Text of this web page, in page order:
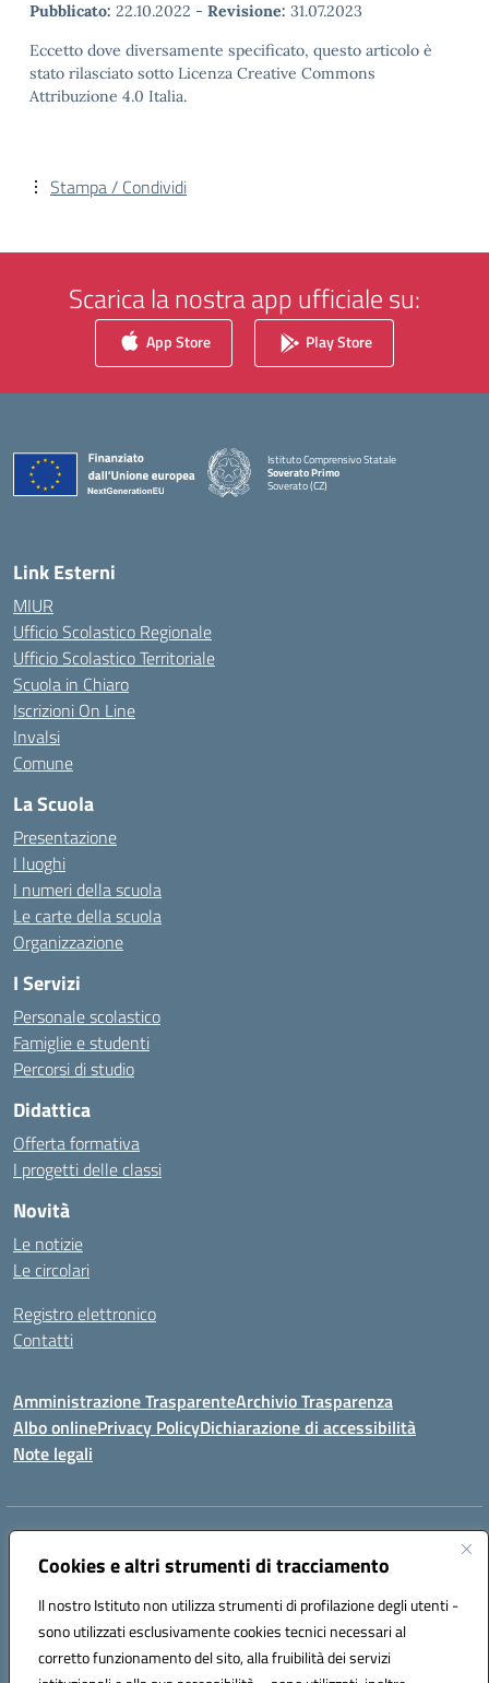
Cookies e altri strumenti di tracciamento
Il nostro Istituto non utilizza strumenti di profilazione degli utenti -
sono utilizzati esclusivamente cookies tecnici necessari al
corretto funzionamento del sito, alla fruibilità dei servizi
Pubblicato: 22.10.2022 - Revisione: 31.07.2023
Eccetto dove diversamente specificato, questo articolo è
stato rilasciato sotto Licenza Creative Commons
Attribuzione 4.0 Italia.
Stampa / Condividi
Scarica la nostra app ufficiale su:
App Store Play Store
Istituto Comprensivo Statale
Soverato Primo
Soverato (CZ)
Link Esterni
MIUR
Ufficio Scolastico Regionale
Ufficio Scolastico Territoriale
Scuola in Chiaro
Iscrizioni On Line
Invalsi
Comune
La Scuola
Presentazione
I luoghi
I numeri della scuola
Le carte della scuola
Organizzazione
I Servizi
Personale scolastico
Famiglie e studenti
Percorsi di studio
Didattica
Offerta formativa
I progetti delle classi
Novità
Le notizie
Le circolari
Registro elettronico
Contatti
Amministrazione TrasparenteArchivio Trasparenza
Albo onlinePrivacy PolicyDichiarazione di accessibilità
Note legali
Indirizzo:
Centralino:096721161 Email:czic869004@istruzione.it
Codice fiscale: 84000710792
Codice meccanografico:
CZIC869004
Codice unico di fatturazione (CUF): UFKGA0